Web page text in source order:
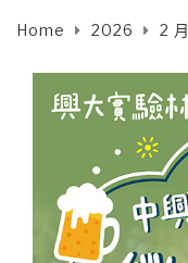
Home 2026 2 月